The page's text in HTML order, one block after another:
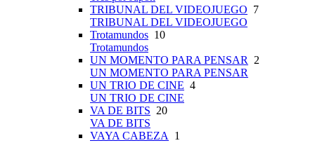
TRIBUNAL DEL VIDEOJUEGO 7
TRIBUNAL DEL VIDEOJUEGO
Trotamundos 10
Trotamundos
UN MOMENTO PARA PENSAR
2
UN MOMENTO PARA PENSAR
UN TRIO DE CINE 4
UN TRIO DE CINE
VA DE BITS 20
VA DE BITS
VAYA CABEZA
1